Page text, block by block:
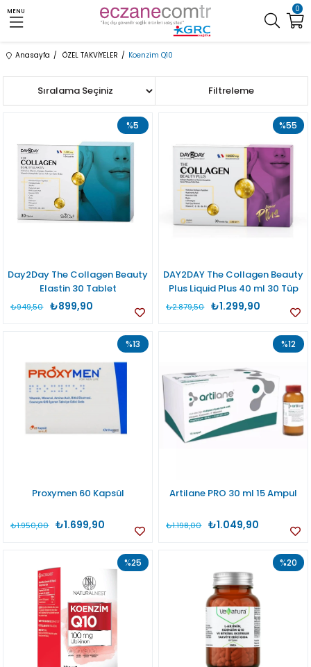
0
MENU
Anasayfa ÖZEL TAKVİYELER Koenzim Q10
Filtreleme
Sıralama
Day2Day The Collagen Beauty
Elastin 30 Tablet
₺899,90
₺949,50
%5
DAY2DAY The Collagen Beauty
Plus Liquid Plus 40 ml 30 Tüp
₺1.299,90
₺2.879,50
%55
Proxymen 60 Kapsül
₺1.699,90
₺1.950,00
%13
Artilane PRO 30 ml 15 Ampul
₺1.049,90
₺1.198,00
%12
%25 %20